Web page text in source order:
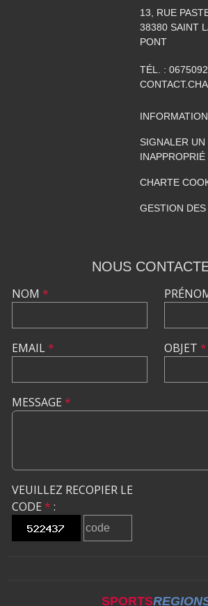
13, RUE
38380 SAINT
PONT
TÉL. :
SIGNALER
INAPPROPRIÉ
CHARTE
GESTION
NOUS
NOM *
EMAIL* OBJET *
MESSAGE *
VEUILLEZ RECOPIER LE
CODE * :
SPORTS